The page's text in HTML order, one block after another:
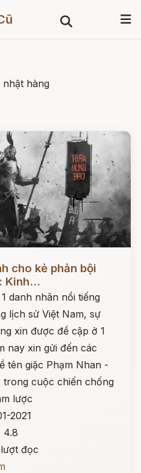
nhật hàng
cho kẻ phản bội
Kinh...
danh nhân nổi tiếng
lịch sử Việt Nam, sự
xin được đề cập ở 1
nay xin gửi đến các
tên giặc Phạm Nhan -
trong cuộc chiến chống
lược
2021
4.8
đọc